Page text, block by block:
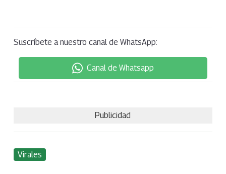
Suscríbete a nuestro canal de WhatsApp:
Canal de Whatsapp
Publicidad
Virales